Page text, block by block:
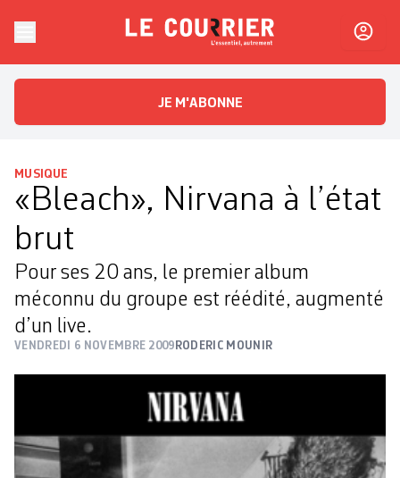
Le CourrierL'essentiel, autrement
JE M'ABONNE
MUSIQUE
«Bleach», Nirvana à l’état
brut
Pour ses 20 ans, le premier album
méconnu du groupe est réédité, augmenté
d’un live.
VENDREDI 6 NOVEMBRE 2009 RODERIC MOUNIR